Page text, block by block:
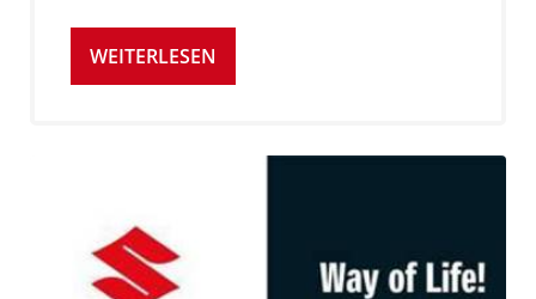
WEITERLESEN